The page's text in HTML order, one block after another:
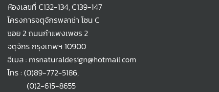
ห้องเลขที่ C132-134, C139-147
โครงการจตุจักรพลาซ่า โซน C
ซอย 2 ถนนกำแพงเพชร 2
จตุจักร กรุงเทพฯ 10900
อีเมล : msnaturaldesign@hotmail.com
โทร : (0)89-772-5186,
(0)2-615-8655